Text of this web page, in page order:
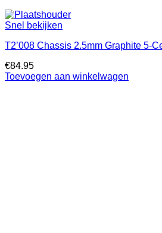
Snel bekijken
T2’008 Chassis 2.5mm Graphite 5-
€84.95
Toevoegen aan winkelwagen